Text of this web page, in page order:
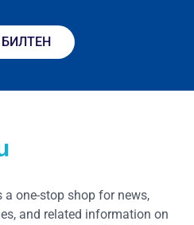
БИЛТЕН
a one-stop shop for news,
and related information on